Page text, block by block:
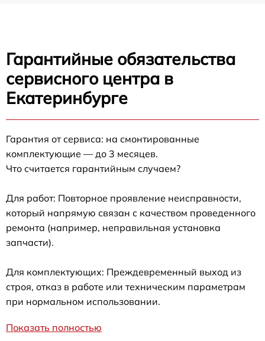
Гарантийные обязательства
сервисного центра в
Екатеринбурге
Гарантия от сервиса: на смонтированные
комплектующие — до 3 месяцев.
Что считается гарантийным случаем?
Для работ: Повторное проявление неисправности,
который напрямую связан с качеством проведенного
ремонта (например, неправильная установка
запчасти).
Для комплектующих: Преждевременный выход из
строя, отказ в работе или техническим параметрам
при нормальном использовании.
Показать полностью